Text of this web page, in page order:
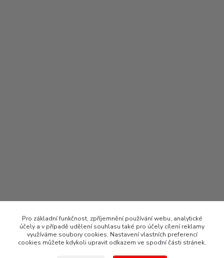
Pro základní funkčnost, zpříjemnění používání webu, analytické
účely a v případě udělení souhlasu také pro účely cílení reklamy
využíváme soubory cookies. Nastavení vlastních preferencí
cookies můžete kdykoli upravit odkazem ve spodní části stránek.